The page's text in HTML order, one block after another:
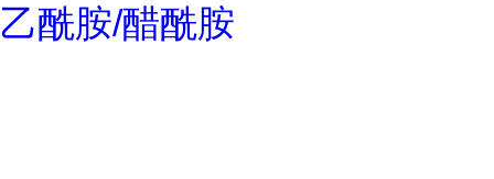
乙酰胺/醋酰胺